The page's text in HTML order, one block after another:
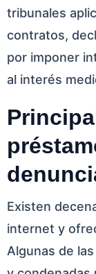
tribunales
contratos,
por imponer
al interés
Existen
internet y
Algunas de